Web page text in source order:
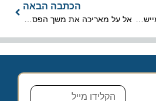
נמל התעופה של קטאר מיישם טכנולוגיות חדשניות בעידן הקורונה
הכתבה הבאה
אל על מאריכה את משך הפסקת הטיסות